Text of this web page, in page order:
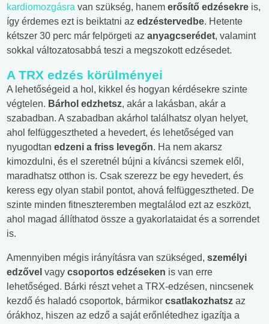
kardiomozgásra van szükség, hanem erősítő edzésekre is,
így érdemes ezt is beiktatni az edzéstervedbe. Hetente
kétszer 30 perc már felpörgeti az anyagcserédet, valamint
sokkal változatosabbá teszi a megszokott edzésedet.
A TRX edzés körülményei
A lehetőségeid a hol, kikkel és hogyan kérdésekre szinte
végtelen. Bárhol edzhetsz, akár a lakásban, akár a
szabadban. A szabadban akárhol találhatsz olyan helyet,
ahol felfüggesztheted a hevedert, és lehetőséged van
nyugodtan edzeni a friss levegőn. Ha nem akarsz
kimozdulni, és el szeretnél bújni a kíváncsi szemek elől,
maradhatsz otthon is. Csak szerezz be egy hevedert, és
keress egy olyan stabil pontot, ahová felfüggesztheted. De
szinte minden fitneszteremben megtalálod ezt az eszközt,
ahol magad állíthatod össze a gyakorlataidat és a sorrendet
is.
Amennyiben mégis irányításra van szükséged, személyi
edzővel vagy csoportos edzéseken is van erre
lehetőséged. Bárki részt vehet a TRX-edzésen, nincsenek
kezdő és haladó csoportok, bármikor csatlakozhatsz az
órákhoz, hiszen az edző a saját erőnlétedhez igazítja a